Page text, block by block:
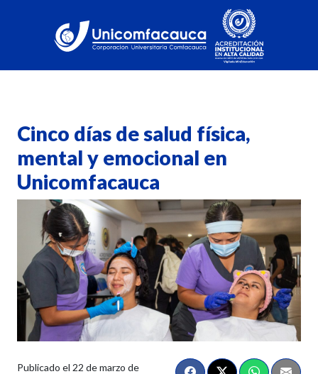
Cinco días de salud física,
mental y emocional en
Unicomfacauca
Publicado el 22 de marzo de